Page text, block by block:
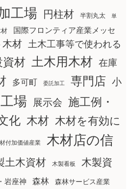
工場 円柱材 半割丸太 単
国際フロンティア産業メッセ
木材
土木工事等で使われる
資材 土木用木材 在庫
多可町 委託加工 専門店 小
場 展示会 施工例・
化 木材 木材を有効に
付加価値産業
木材店の信
土木資材 木製看板
木製資
岩座神 森林 森林サービス産業